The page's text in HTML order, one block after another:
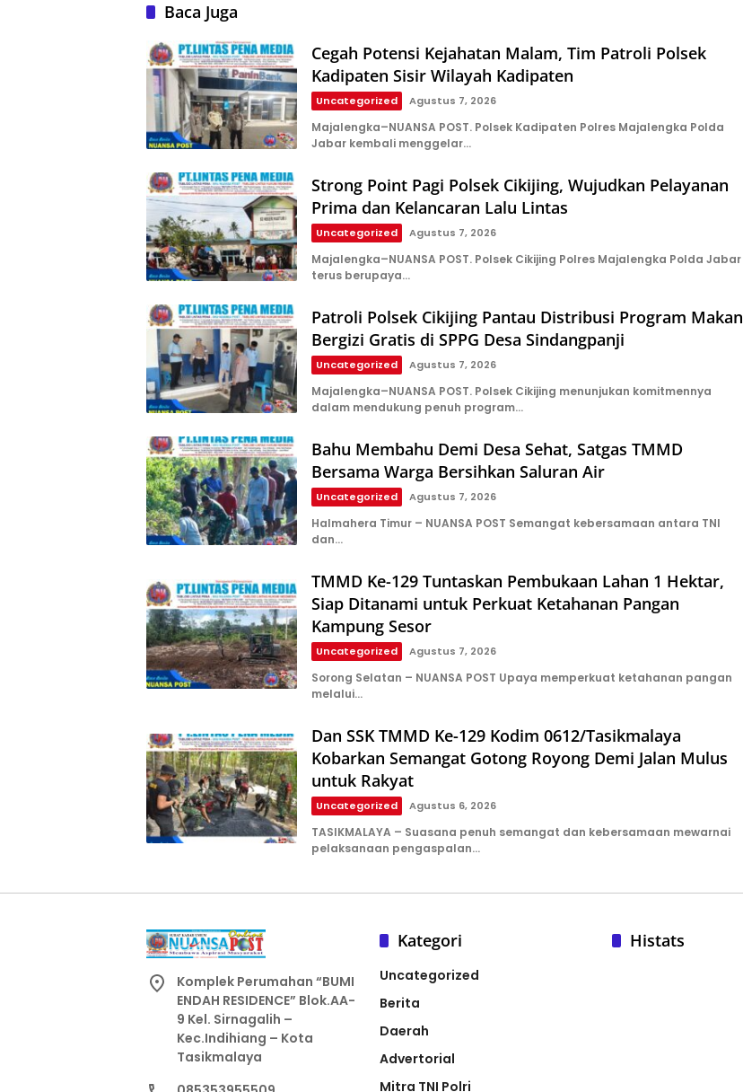
Baca Juga
Cegah Potensi Kejahatan Malam, Tim Patroli Polsek
Kadipaten Sisir Wilayah Kadipaten
Uncategorized Agustus 7, 2026
Majalengka–NUANSA POST. Polsek Kadipaten Polres Majalengka Polda
Jabar kembali menggelar…
Strong Point Pagi Polsek Cikijing, Wujudkan Pelayanan
Prima dan Kelancaran Lalu Lintas
Uncategorized Agustus 7, 2026
Majalengka–NUANSA POST. Polsek Cikijing Polres Majalengka Polda Jabar
terus berupaya…
Patroli Polsek Cikijing Pantau Distribusi Program Makan
Bergizi Gratis di SPPG Desa Sindangpanji
Uncategorized Agustus 7, 2026
Majalengka–NUANSA POST. Polsek Cikijing menunjukan komitmennya
dalam mendukung penuh program…
Bahu Membahu Demi Desa Sehat, Satgas TMMD
Bersama Warga Bersihkan Saluran Air
Uncategorized Agustus 7, 2026
Halmahera Timur – NUANSA POST Semangat kebersamaan antara TNI
dan…
TMMD Ke-129 Tuntaskan Pembukaan Lahan 1 Hektar,
Siap Ditanami untuk Perkuat Ketahanan Pangan
Kampung Sesor
Uncategorized Agustus 7, 2026
Sorong Selatan – NUANSA POST Upaya memperkuat ketahanan pangan
melalui…
Dan SSK TMMD Ke-129 Kodim 0612/Tasikmalaya
Kobarkan Semangat Gotong Royong Demi Jalan Mulus
untuk Rakyat
Uncategorized Agustus 6, 2026
TASIKMALAYA – Suasana penuh semangat dan kebersamaan mewarnai
pelaksanaan pengaspalan…
Komplek Perumahan “BUMI
ENDAH RESIDENCE” Blok.AA-
9 Kel. Sirnagalih –
Kec.Indihiang – Kota
Tasikmalaya
Kategori
Uncategorized
Berita
Daerah
Advertorial
Mitra TNI Polri
Histats